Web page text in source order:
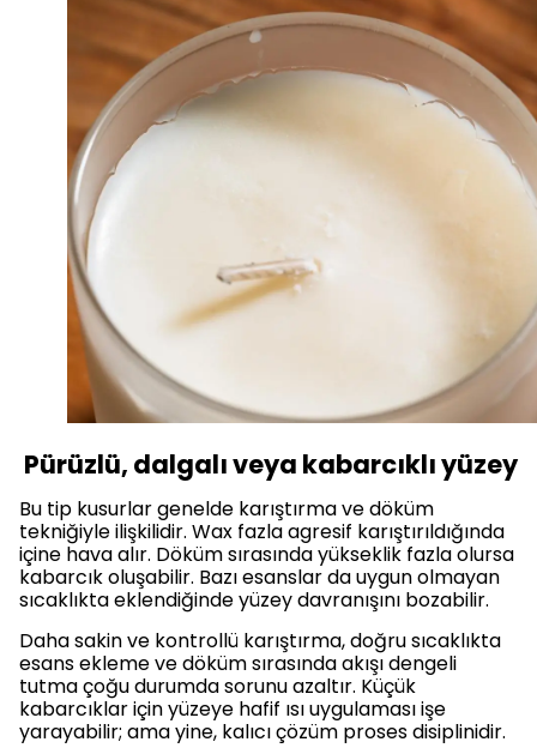
Pürüzlü, dalgalı veya kabarcıklı yüzey
Bu tip kusurlar genelde karıştırma ve döküm
tekniğiyle ilişkilidir. Wax fazla agresif karıştırıldığında
içine hava alır. Döküm sırasında yükseklik fazla olursa
kabarcık oluşabilir. Bazı esanslar da uygun olmayan
sıcaklıkta eklendiğinde yüzey davranışını bozabilir.
Daha sakin ve kontrollü karıştırma, doğru sıcaklıkta
esans ekleme ve döküm sırasında akışı dengeli
tutma çoğu durumda sorunu azaltır. Küçük
kabarcıklar için yüzeye hafif ısı uygulaması işe
yarayabilir; ama yine, kalıcı çözüm proses disiplinidir.